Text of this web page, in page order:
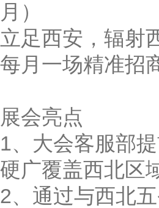
月）
立足西安，辐射
每月一场精准招
展会亮点
1、大会客服部
硬广覆盖西北区
2、通过与西北